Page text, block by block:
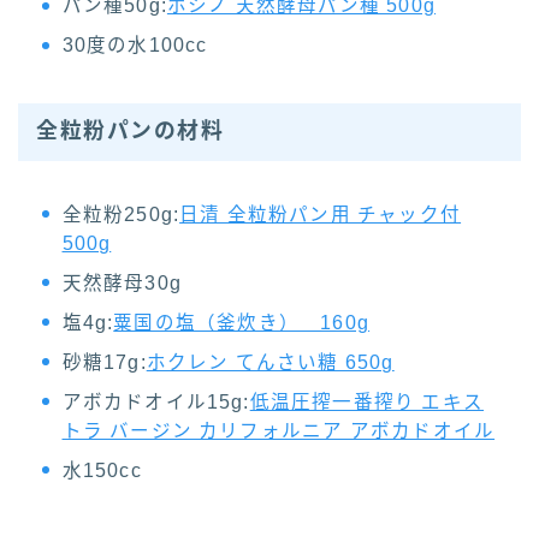
パン種50g:ホシノ 天然酵母パン種 500g
30度の水100cc
全粒粉パンの材料
全粒粉250g: 日清 全粒粉パン用 チャック付
500g
天然酵母30g
塩4g:粟国の塩（釜炊き） 160g
砂糖17g:ホクレン てんさい糖 650g
アボカドオイル15g:低温圧搾一番搾り エキス
トラ バージン カリフォルニア アボカドオイル
水150cc